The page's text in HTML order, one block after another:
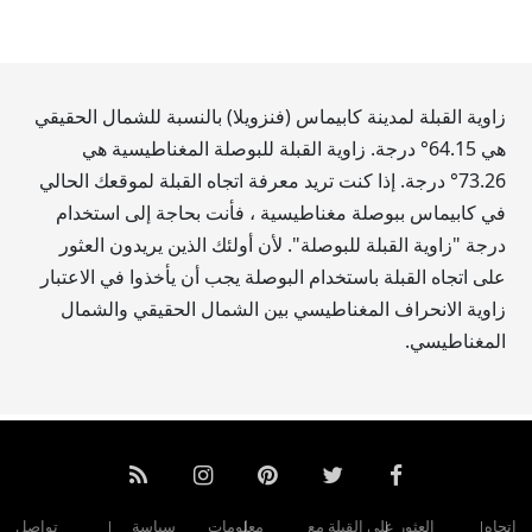
زاوية القبلة لمدينة كابيماس (فنزويلا) بالنسبة للشمال الحقيقي
هي64.15° درجة. زاوية القبلة للبوصلة المغناطيسية هي
73.26° درجة. إذا كنت تريد معرفة اتجاه القبلة لموقعك الحالي
في كابيماس ببوصلة مغناطيسية ، فأنت بحاجة إلى استخدام
درجة "زاوية القبلة للبوصلة". لأن أولئك الذين يريدون العثور
على اتجاه القبلة باستخدام البوصلة يجب أن يأخذوا في الاعتبار
زاوية الانحراف المغناطيسي بين الشمال الحقيقي والشمال
المغناطيسي.
اتجاه العثور على القبلة مع معلومات سياسة تواصل